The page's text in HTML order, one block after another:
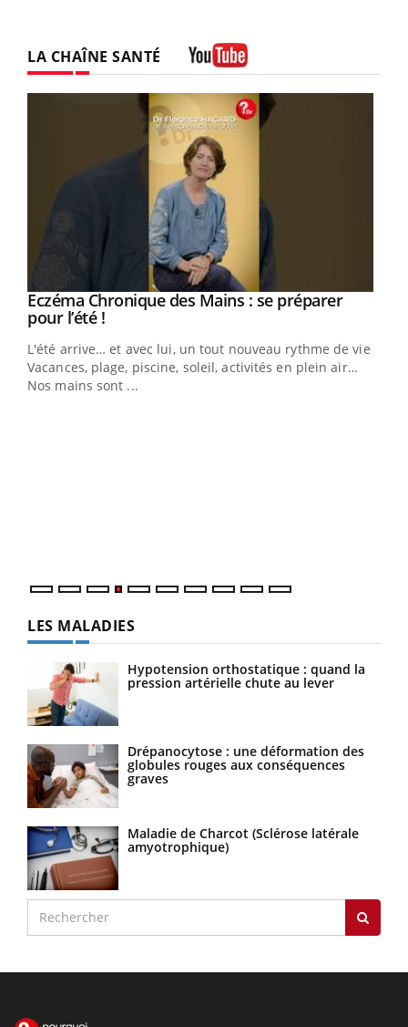
LA CHAÎNE SANTÉ
Youtube
Eczéma Chronique des Mains : se préparer
pour l’été !Youtube
L'été arrive… et avec lui, un tout nouveau rythme de vie !
Vacances, plage, piscine, soleil, activités en plein air…
Nos mains sont ...
LES MALADIES
Hypotension orthostatique : quand la
pression artérielle chute au lever
Drépanocytose : une déformation des
globules rouges aux conséquences
graves
Maladie de Charcot (Sclérose latérale
amyotrophique)